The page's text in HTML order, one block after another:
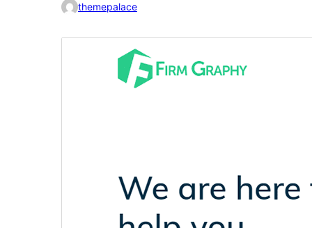
themepalace